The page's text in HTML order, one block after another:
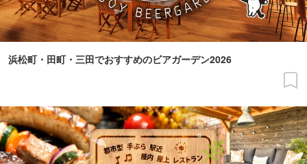
浜松町・田町・三田でおすすめのビアガーデン2026